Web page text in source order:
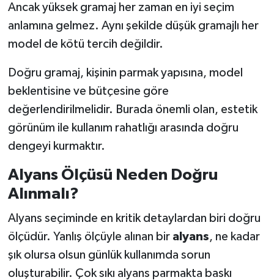
Ancak yüksek gramaj her zaman en iyi seçim
anlamına gelmez. Aynı şekilde düşük gramajlı her
model de kötü tercih değildir.
Doğru gramaj, kişinin parmak yapısına, model
beklentisine ve bütçesine göre
değerlendirilmelidir. Burada önemli olan, estetik
görünüm ile kullanım rahatlığı arasında doğru
dengeyi kurmaktır.
Alyans Ölçüsü Neden Doğru
Alınmalı?
Alyans seçiminde en kritik detaylardan biri doğru
ölçüdür. Yanlış ölçüyle alınan bir alyans, ne kadar
şık olursa olsun günlük kullanımda sorun
oluşturabilir. Çok sıkı alyans parmakta baskı